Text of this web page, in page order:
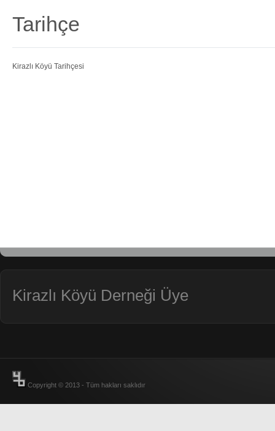
Tarihçe
Kirazlı Köyü Tarihçesi
Kirazlı Köyü Derneği Üye
Copyright © 2013 - Tüm hakları saklıdır